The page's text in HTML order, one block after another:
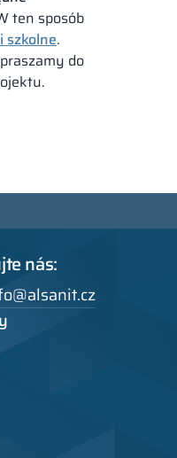
ten sposób
szkolne.
do
nás: